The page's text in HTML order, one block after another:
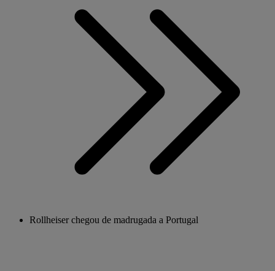
Rollheiser chegou de madrugada a Portugal